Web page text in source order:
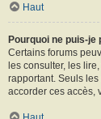
Haut
Pourquoi ne puis-je
Certains forums
les consulter, les
rapportant. Seuls
accorder ces accès,